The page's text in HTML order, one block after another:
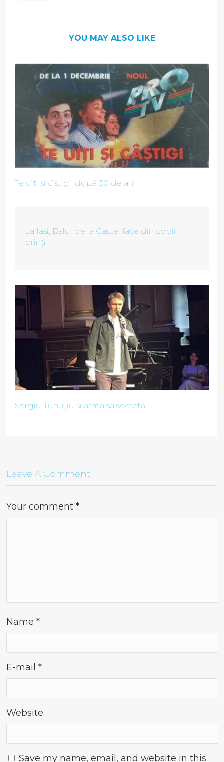
YOU MAY ALSO LIKE
Te uiți și cîștigi, după 30 de ani
La Iași, Balul de la Castel face din copii
prinți
Sergiu Tuhuțiu și arma sa secretă
Leave A Comment
Your comment*
Name*
E-mail*
Website
Save my name, email, and website in this